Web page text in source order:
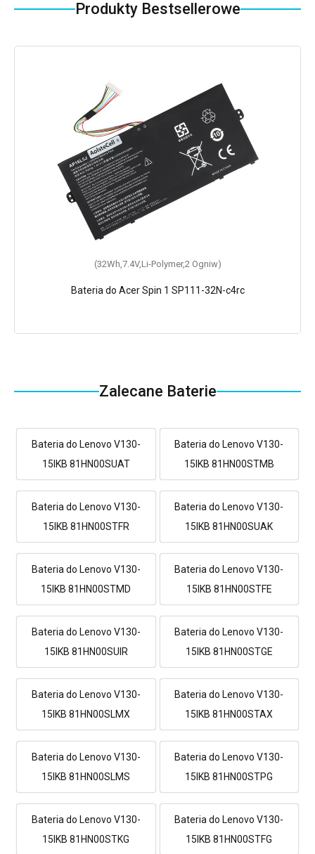
Produkty Bestsellerowe
(32Wh,7.4V,Li-Polymer,2 Ogniw)
Bateria do Acer Spin 1 SP111-32N-c4rc
Zalecane Baterie
Bateria do Lenovo V130-
15IKB 81HN00SUAT
Bateria do Lenovo V130-
15IKB 81HN00STMB
Bateria do Lenovo V130-
15IKB 81HN00STFR
Bateria do Lenovo V130-
15IKB 81HN00SUAK
Bateria do Lenovo V130-
15IKB 81HN00STMD
Bateria do Lenovo V130-
15IKB 81HN00STFE
Bateria do Lenovo V130-
15IKB 81HN00SUIR
Bateria do Lenovo V130-
15IKB 81HN00STGE
Bateria do Lenovo V130-
15IKB 81HN00SLMX
Bateria do Lenovo V130-
15IKB 81HN00STAX
Bateria do Lenovo V130-
15IKB 81HN00SLMS
Bateria do Lenovo V130-
15IKB 81HN00STPG
Bateria do Lenovo V130-
15IKB 81HN00STKG
Bateria do Lenovo V130-
15IKB 81HN00STFG